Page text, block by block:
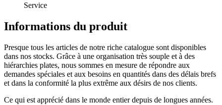
Service
Informations du produit
Presque tous les articles de notre riche catalogue sont disponibles
dans nos stocks. Grâce à une organisation très souple et à des
hiérarchies plates, nous sommes en mesure de répondre aux
demandes spéciales et aux besoins en quantités dans des délais brefs
et dans la conformité la plus extrême aux désirs de nos clients.
Ce qui est apprécié dans le monde entier depuis de longues années.